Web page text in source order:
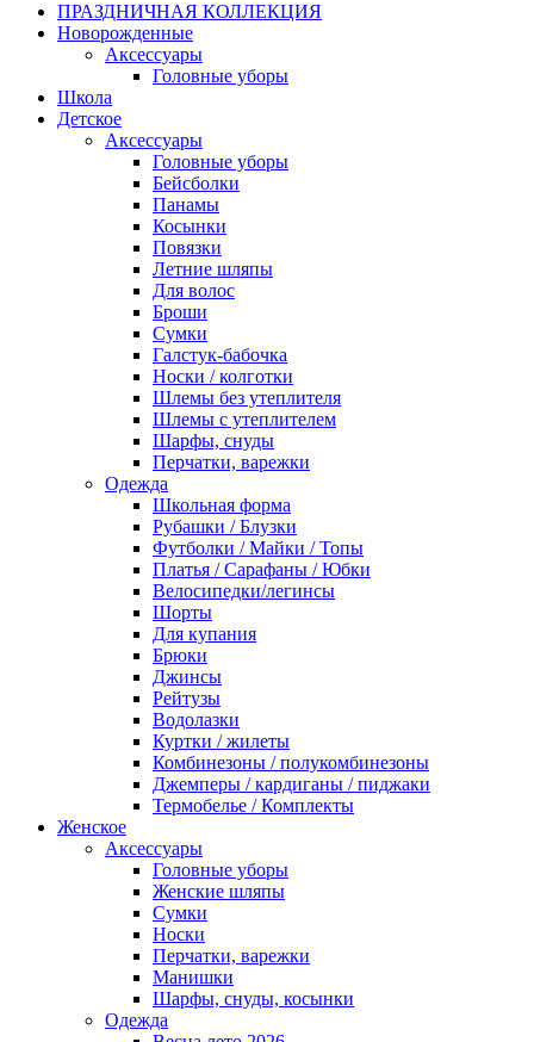
ПРАЗДНИЧНАЯ КОЛЛЕКЦИЯ
Новорожденные
Аксессуары
Головные уборы
Школа
Детское
Аксессуары
Головные уборы
Бейсболки
Панамы
Косынки
Повязки
Летние шляпы
Для волос
Броши
Сумки
Галстук-бабочка
Носки / колготки
Шлемы без утеплителя
Шлемы с утеплителем
Шарфы, снуды
Перчатки, варежки
Одежда
Школьная форма
Рубашки / Блузки
Футболки / Майки / Топы
Платья / Сарафаны / Юбки
Велосипедки/легинсы
Шорты
Для купания
Брюки
Джинсы
Рейтузы
Водолазки
Куртки / жилеты
Комбинезоны / полукомбинезоны
Джемперы / кардиганы / пиджаки
Термобелье / Комплекты
Женское
Аксессуары
Головные уборы
Женские шляпы
Сумки
Носки
Перчатки, варежки
Манишки
Шарфы, снуды, косынки
Одежда